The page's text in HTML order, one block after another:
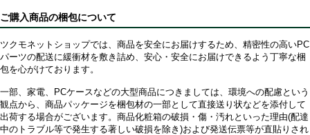
ご購入商品の梱包について
ツクモネットショップでは、商品を安全にお届けするため、精密性の高いPC
パーツの配送に緩衝材を敷き詰め、安心・安全にお届けできるよう丁寧な梱
包を心がけております。
一部、家電、PCケースなどの大型商品につきましては、環境への配慮という
観点から、商品パッケージを梱包材の一部として直接送り状などを添付して
出荷する場合がございます。商品化粧箱の破損・傷・汚れといった理由(配達
中のトラブル等で発生する著しい破損を除き)および発送伝票等が直貼りされ